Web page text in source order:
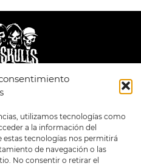
utilizamos tecnologías como
a la información del
tecnologías nos permitirá
de navegación o las
No consentir o retirar el
TIENDA
FORMATOS
PREVENTAS
OFERTAS
MERCHANDISING
FOUR SKULLS